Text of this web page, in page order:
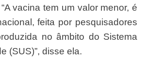
vacina tem um valor menor, é
feita por pesquisadores
no âmbito do Sistema
(SUS)”, disse ela.